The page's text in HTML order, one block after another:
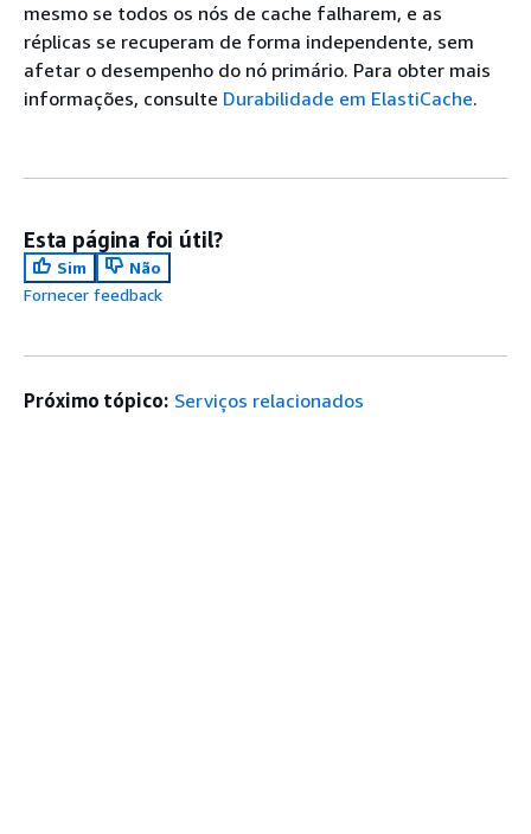
mesmo se todos os nós de cache falharem, e as
réplicas se recuperam de forma independente, sem
afetar o desempenho do nó primário. Para obter mais
informações, consulte Durabilidade em ElastiCache.
Esta página foi útil?
Sim
Não
Fornecer feedback
Próximo tópico: Serviços relacionados